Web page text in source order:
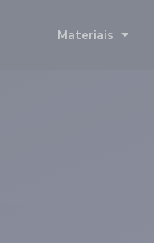
Materiais